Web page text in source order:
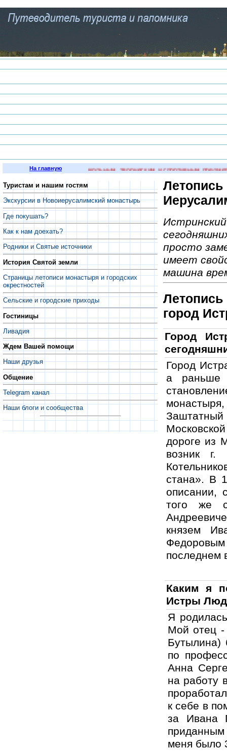
На главную
преподавателей по школьным, творческим и спортивным
Туристам и нашим гостям
Экскурсии в Новоиерусалимский монастырь
Где покушать?
Как к нам доехать?
Родники и Святые источники
История Святой земли
Страницы летописи монастыря и городских
окрестностей
Сельские и городские приходы
Гостиницы
Ливадия
Ждем Вашей помощи
Наши друзья
Общение
Telegram канал
Наши блоги и сообщества
просто
имеет
машина
Летопись
город
Город
Город
а раньше
дороге из
возник г.
стана». В
описании,
того же
князем
после­днем
Каким я
Истры
Я
Мой отец -
Бутылина)
по
Анна
на работу
к себе в
за Ивана
меня было